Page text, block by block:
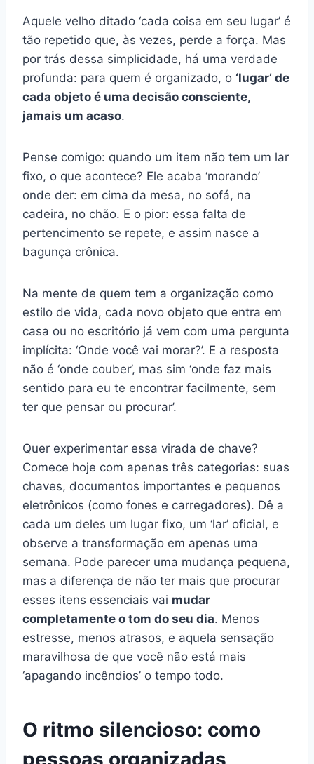
Aquele velho ditado ‘cada coisa em seu lugar’ é
tão repetido que, às vezes, perde a força. Mas
por trás dessa simplicidade, há uma verdade
profunda: para quem é organizado, o ‘lugar’ de
cada objeto é uma decisão consciente,
jamais um acaso.
Pense comigo: quando um item não tem um lar
fixo, o que acontece? Ele acaba ‘morando’
onde der: em cima da mesa, no sofá, na
cadeira, no chão. E o pior: essa falta de
pertencimento se repete, e assim nasce a
bagunça crônica.
Na mente de quem tem a organização como
estilo de vida, cada novo objeto que entra em
casa ou no escritório já vem com uma pergunta
implícita: ‘Onde você vai morar?’. E a resposta
não é ‘onde couber’, mas sim ‘onde faz mais
sentido para eu te encontrar facilmente, sem
ter que pensar ou procurar’.
Quer experimentar essa virada de chave?
Comece hoje com apenas três categorias: suas
chaves, documentos importantes e pequenos
eletrônicos (como fones e carregadores). Dê a
cada um deles um lugar fixo, um ‘lar’ oficial, e
observe a transformação em apenas uma
semana. Pode parecer uma mudança pequena,
mas a diferença de não ter mais que procurar
esses itens essenciais vai mudar
completamente o tom do seu dia. Menos
estresse, menos atrasos, e aquela sensação
maravilhosa de que você não está mais
‘apagando incêndios’ o tempo todo.
O ritmo silencioso: como
pessoas organizadas